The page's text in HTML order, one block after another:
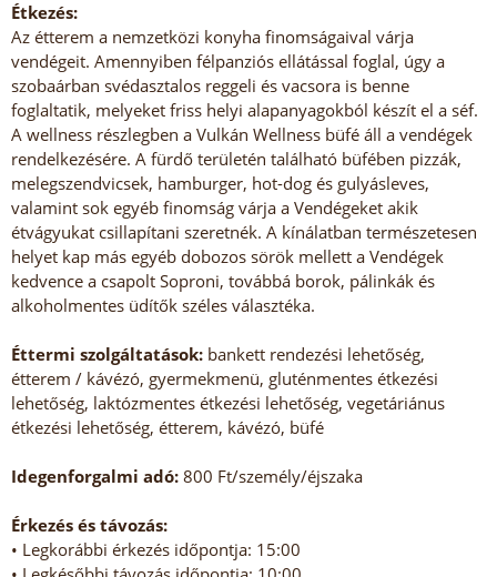
Étkezés:
Az étterem a nemzetközi konyha finomságaival várja
vendégeit. Amennyiben félpanziós ellátással foglal, úgy a
szobaárban svédasztalos reggeli és vacsora is benne
foglaltatik, melyeket friss helyi alapanyagokból készít el a séf.
A wellness részlegben a Vulkán Wellness büfé áll a vendégek
rendelkezésére. A fürdő területén található büfében pizzák,
melegszendvicsek, hamburger, hot-dog és gulyásleves,
valamint sok egyéb finomság várja a Vendégeket akik
étvágyukat csillapítani szeretnék. A kínálatban természetesen
helyet kap más egyéb dobozos sörök mellett a Vendégek
kedvence a csapolt Soproni, továbbá borok, pálinkák és
alkoholmentes üdítők széles választéka.
Éttermi szolgáltatások: bankett rendezési lehetőség,
étterem / kávézó, gyermekmenü, gluténmentes étkezési
lehetőség, laktózmentes étkezési lehetőség, vegetáriánus
étkezési lehetőség, étterem, kávézó, büfé
Idegenforgalmi adó: 800 Ft/személy/éjszaka
Érkezés és távozás:
• Legkorábbi érkezés időpontja: 15:00